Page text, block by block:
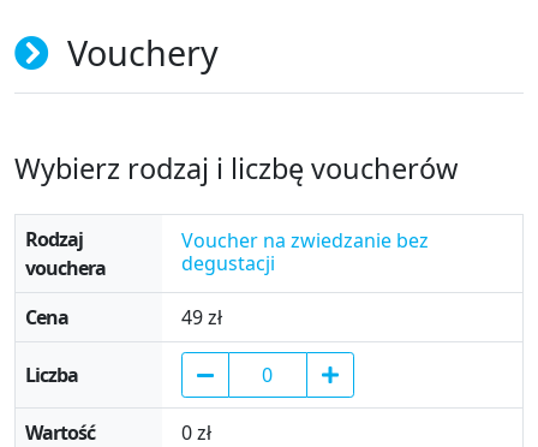
Vouchery
Wybierz rodzaj i liczbę voucherów
Wybierz rodzaj i liczbę voucherów
Voucher na zwiedzanie bez
degustacji
49 zł
0 zł